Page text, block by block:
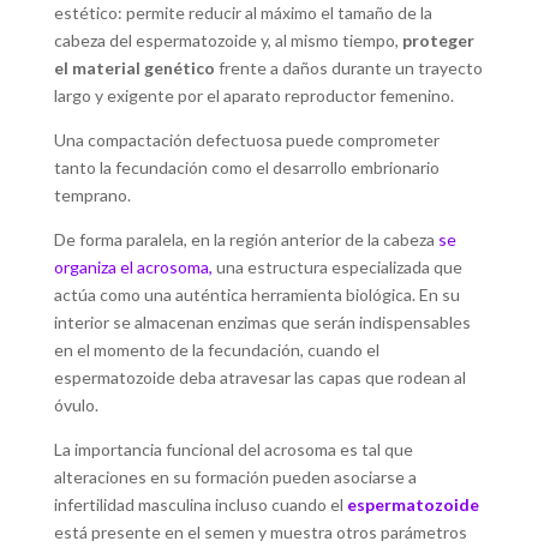
estético: permite reducir al máximo el tamaño de la
cabeza del espermatozoide y, al mismo tiempo, proteger
el material genético frente a daños durante un trayecto
largo y exigente por el aparato reproductor femenino.
Una compactación defectuosa puede comprometer
tanto la fecundación como el desarrollo embrionario
temprano.
De forma paralela, en la región anterior de la cabeza se
organiza el acrosoma, una estructura especializada que
actúa como una auténtica herramienta biológica. En su
interior se almacenan enzimas que serán indispensables
en el momento de la fecundación, cuando el
espermatozoide deba atravesar las capas que rodean al
óvulo.
La importancia funcional del acrosoma es tal que
alteraciones en su formación pueden asociarse a
infertilidad masculina incluso cuando el espermatozoide
está presente en el semen y muestra otros parámetros